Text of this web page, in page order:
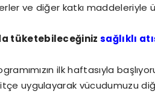
ve diğer katkı maddeleriyle
tüketebileceğinizsağlıklı
ilk haftasıyla
uygulayarak vücudumuzu